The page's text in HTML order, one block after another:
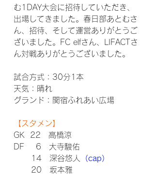
む1DAY大会に招待していただき、
出場してきました。春日部あとむさ
ん、招待、そして運営ありがとうご
ざいました。FC elfさん、LIFACTさ
ん対戦ありがとうございました。
試合方式：30分1本
天気：晴れ
グランド：関宿ふれあい広場
【スタメン】
GK  22　高橋涼
DF    6　大寺駿佑
      14　深谷悠人
（cap）
      20　坂本雅